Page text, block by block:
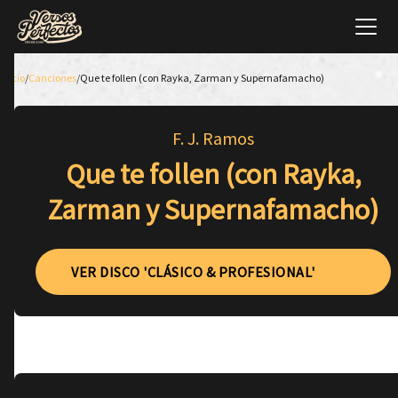
Inicio/Canciones/Que te follen (con Rayka, Zarman y Supernafamacho)
F. J. Ramos
Que te follen (con Rayka,
Zarman y Supernafamacho)
VER DISCO 'CLÁSICO & PROFESIONAL'